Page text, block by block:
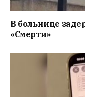
В больнице
«Смерти»